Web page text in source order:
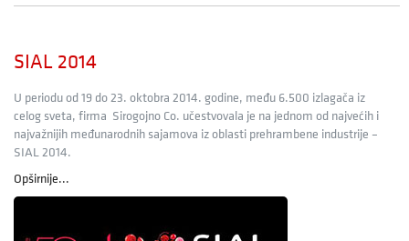
SIAL 2014
U periodu od 19 do 23. oktobra 2014. godine, među 6.500 izlagača iz
celog sveta, firma Sirogojno Co. učestvovala je na jednom od najvećih i
najvažnijih međunarodnih sajamova iz oblasti prehrambene industrije –
SIAL 2014.
Opširnije...